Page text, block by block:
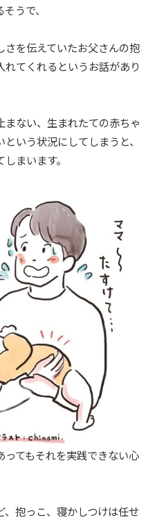
うで、
を伝えていたお父さんの抱
てくれるというお話があり
ない、生まれたての赤ちゃ
いう状況にしてしまうと、
まいます。
てもそれを実践できない心
、抱っこ、寝かしつけは任せ